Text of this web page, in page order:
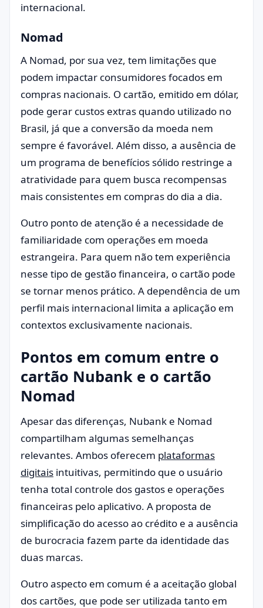
internacional.
Nomad
A Nomad, por sua vez, tem limitações que
podem impactar consumidores focados em
compras nacionais. O cartão, emitido em dólar,
pode gerar custos extras quando utilizado no
Brasil, já que a conversão da moeda nem
sempre é favorável. Além disso, a ausência de
um programa de benefícios sólido restringe a
atratividade para quem busca recompensas
mais consistentes em compras do dia a dia.
Outro ponto de atenção é a necessidade de
familiaridade com operações em moeda
estrangeira. Para quem não tem experiência
nesse tipo de gestão financeira, o cartão pode
se tornar menos prático. A dependência de um
perfil mais internacional limita a aplicação em
contextos exclusivamente nacionais.
Pontos em comum entre o
cartão Nubank e o cartão
Nomad
Apesar das diferenças, Nubank e Nomad
compartilham algumas semelhanças
relevantes. Ambos oferecem plataformas
digitais intuitivas, permitindo que o usuário
tenha total controle dos gastos e operações
financeiras pelo aplicativo. A proposta de
simplificação do acesso ao crédito e a ausência
de burocracia fazem parte da identidade das
duas marcas.
Outro aspecto em comum é a aceitação global
dos cartões, que pode ser utilizada tanto em